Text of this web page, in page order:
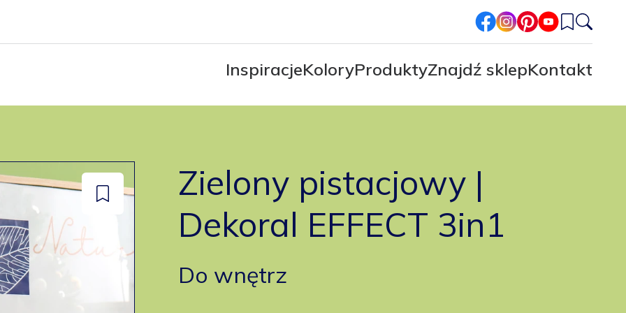
facebook
instagram
pinterest
youtube
InspiracjeKoloryProduktyZnajdź sklepKontakt
Zielony pistacjowy |
Dekoral EFFECT 3in1
Do wnętrz
Dodaj